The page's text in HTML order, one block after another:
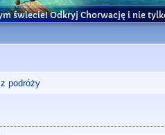
świecie! Odkryj Chorwację i nie
podróży